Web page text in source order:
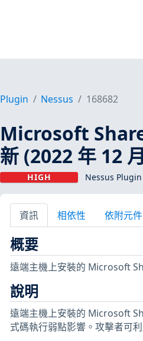
Plugin Nessus 168682
Microsoft
新 (2022 年 12
HIGH Nessus
資訊 相依性 依附元件
概要
遠端主機上安裝的 Microsoft
說明
遠端主機上安裝的 Microsoft
式碼執行弱點影響。攻擊者可